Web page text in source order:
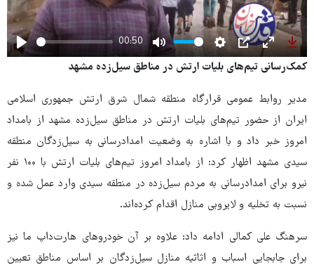
Play
00:50
Mute Settings
PIP Enter
کمک‌رسانی تیم‌های بلیات ارتش در مناطق سیل‌زده مشهد
مدیر روابط عمومی قرارگاه منطقه شمال شرق ارتش جمهوری اسلامی
ایران از حضور تیم‌های بلیات ارتش در مناطق سیل‌زده مشهد از بامداد
امروز خبر داد و با اشاره به وضعیت امدادرسانی به سیل‌زدگان منطقه
سیدی مشهد اظهار کرد: از بامداد امروز تیم‌های بلیات ارتش با ۱۰۰ نفر
نیرو برای امدادرسانی به مردم سیل‌زده در منطقه سیدی وارد عمل شده و
نسبت به تخلیه و لایروبی منازل اقدام کرده‌اند.
سرهنگ علی کمالی ادامه داد: علاوه بر آن خودروهای هارت‌داپ ما نیز
برای جابجایی اسباب و اثاثیه منازل سیل‌زدگان بر اساس مناطق تعیین